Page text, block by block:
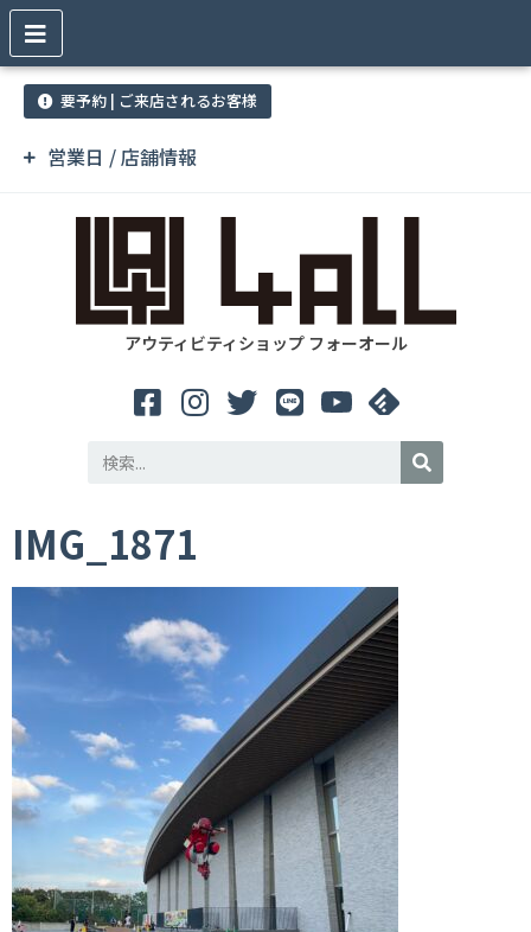
営業日 / 店舗情報
要予約 | ご来店されるお客様
アウティビティショップ フォーオール
IMG_1871